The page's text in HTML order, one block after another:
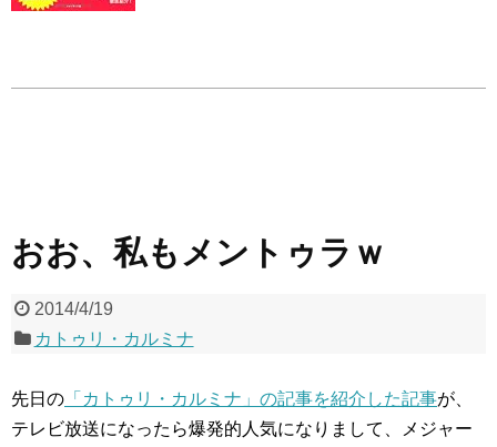
おお、私もメントゥラｗ
2014/4/19
カトゥリ・カルミナ
先日の 「カトゥリ・カルミナ」の記事を紹介した記事が、
テレビ放送になったら爆発的人気になりまして、メジャー